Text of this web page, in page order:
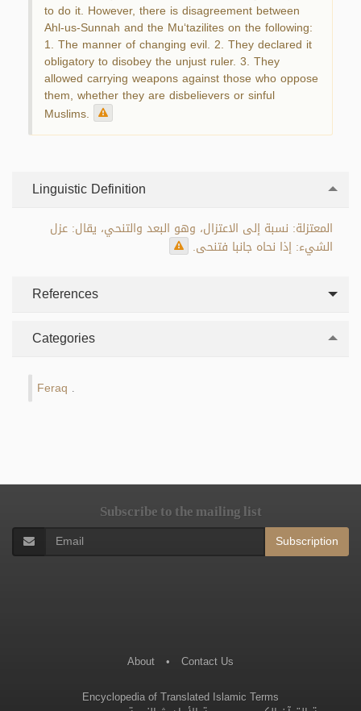
to do it. However, there is disagreement between
Ahl-us-Sunnah and the Mu‘tazilites on the following:
1. The manner of changing evil. 2. They declared it
obligatory to disobey the unjust ruler. 3. They
allowed carrying weapons against those who oppose
them, whether they are disbelievers or sinful
Muslims.
Linguistic Definition
المعتزلة: نسبة إلى الاعتزال، وهو البعد والتنحي، يقال: عزل
الشيء: إذا نحاه جانبا فتنحى.
References
Categories
Feraq
Subscribe to the mailing list
Subscription
About • Contact Us
Encyclopedia of Translated Islamic Terms